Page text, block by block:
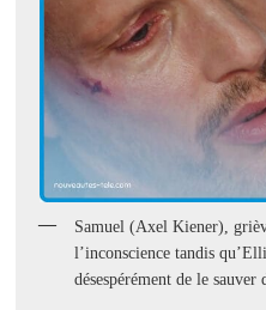
Samuel (Axel Kiener),
l’inconscience tandis
désespérément de le